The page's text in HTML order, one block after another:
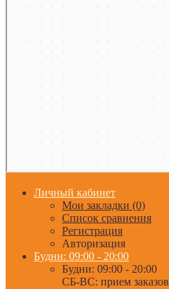
Личный кабинет
Мои закладки (0)
Список сравнения
Регистрация
Авторизация
Будни: 09:00 - 20:00
Будни: 09:00 - 20:00
СБ-ВС: прием заказов